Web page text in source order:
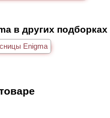
в других подборках
Enigma